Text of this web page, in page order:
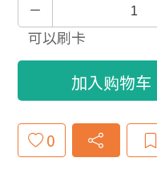
可以刷卡
加入购物车
0